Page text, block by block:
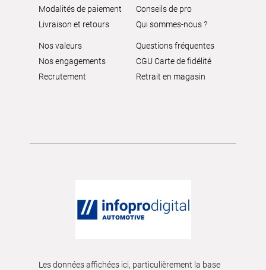
Modalités de paiement
Livraison et retours
Conseils de pro
Qui sommes-nous ?
Nos valeurs
Nos engagements
Recrutement
Questions fréquentes
CGU Carte de fidélité
Retrait en magasin
Les données affichées ici, particulièrement la base